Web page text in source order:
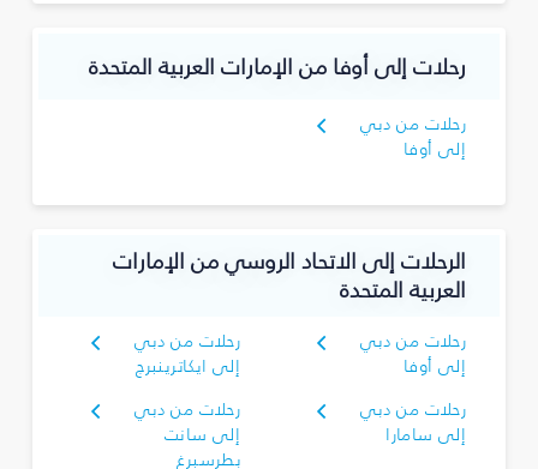
رحلات إلى أوفا من الإمارات العربية المتحدة
رحلات من دبي
إلى أوفا
الرحلات إلى الاتحاد الروسي من الإمارات
العربية المتحدة
رحلات من دبي
إلى أوفا
رحلات من دبي
إلى ايكاترينبرج
رحلات من دبي
إلى سامارا
رحلات من دبي
إلى سانت
بطرسبرغ